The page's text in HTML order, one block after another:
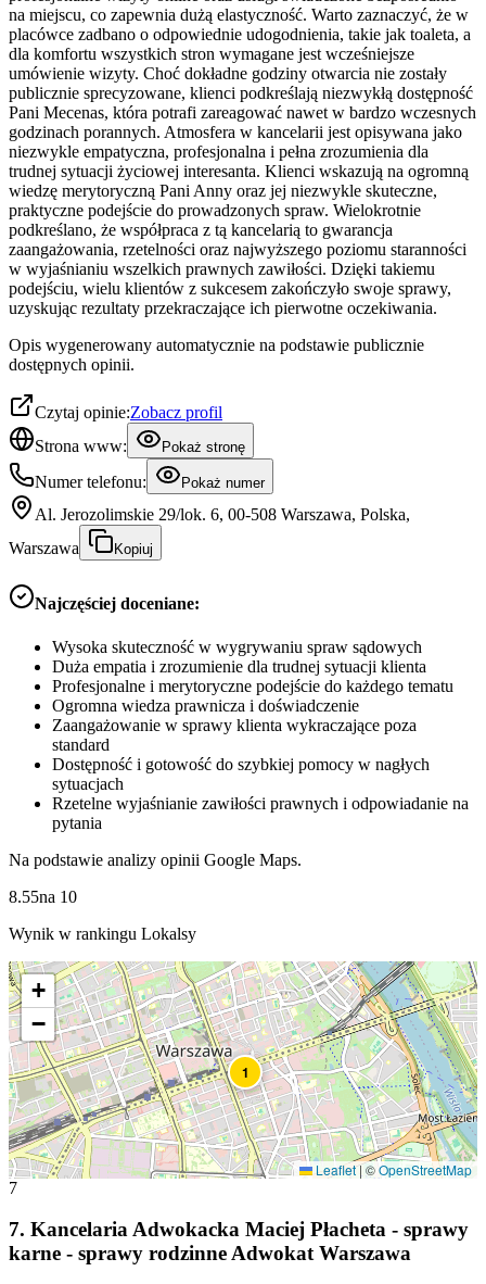
na miejscu, co zapewnia dużą elastyczność. Warto zaznaczyć, że w
placówce zadbano o odpowiednie udogodnienia, takie jak toaleta, a
dla komfortu wszystkich stron wymagane jest wcześniejsze
umówienie wizyty. Choć dokładne godziny otwarcia nie zostały
publicznie sprecyzowane, klienci podkreślają niezwykłą dostępność
Pani Mecenas, która potrafi zareagować nawet w bardzo wczesnych
godzinach porannych. Atmosfera w kancelarii jest opisywana jako
niezwykle empatyczna, profesjonalna i pełna zrozumienia dla
trudnej sytuacji życiowej interesanta. Klienci wskazują na ogromną
wiedzę merytoryczną Pani Anny oraz jej niezwykle skuteczne,
praktyczne podejście do prowadzonych spraw. Wielokrotnie
podkreślano, że współpraca z tą kancelarią to gwarancja
zaangażowania, rzetelności oraz najwyższego poziomu staranności
w wyjaśnianiu wszelkich prawnych zawiłości. Dzięki takiemu
podejściu, wielu klientów z sukcesem zakończyło swoje sprawy,
uzyskując rezultaty przekraczające ich pierwotne oczekiwania.
Opis wygenerowany automatycznie na podstawie publicznie
dostępnych opinii.
Czytaj opinie:Zobacz profil
Strona www:
Pokaż stronę
Numer telefonu: Pokaż numer
Al. Jerozolimskie 29/lok. 6, 00-508 Warszawa, Polska,
Warszawa
Kopiuj
Najczęściej doceniane:
Wysoka skuteczność w wygrywaniu spraw sądowych
Duża empatia i zrozumienie dla trudnej sytuacji klienta
Profesjonalne i merytoryczne podejście do każdego tematu
Ogromna wiedza prawnicza i doświadczenie
Zaangażowanie w sprawy klienta wykraczające poza
standard
Dostępność i gotowość do szybkiej pomocy w nagłych
sytuacjach
Rzetelne wyjaśnianie zawiłości prawnych i odpowiadanie na
pytania
Na podstawie analizy opinii Google Maps.
8.55na 10
Wynik w rankingu Lokalsy
1
+
−
Leaflet|©OpenStreetMap
7
7. Kancelaria Adwokacka Maciej Płacheta - sprawy
karne - sprawy rodzinne Adwokat Warszawa